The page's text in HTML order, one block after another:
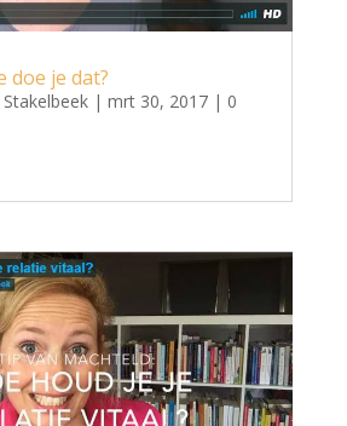
doe je dat?
| mrt 30, 2017| 0